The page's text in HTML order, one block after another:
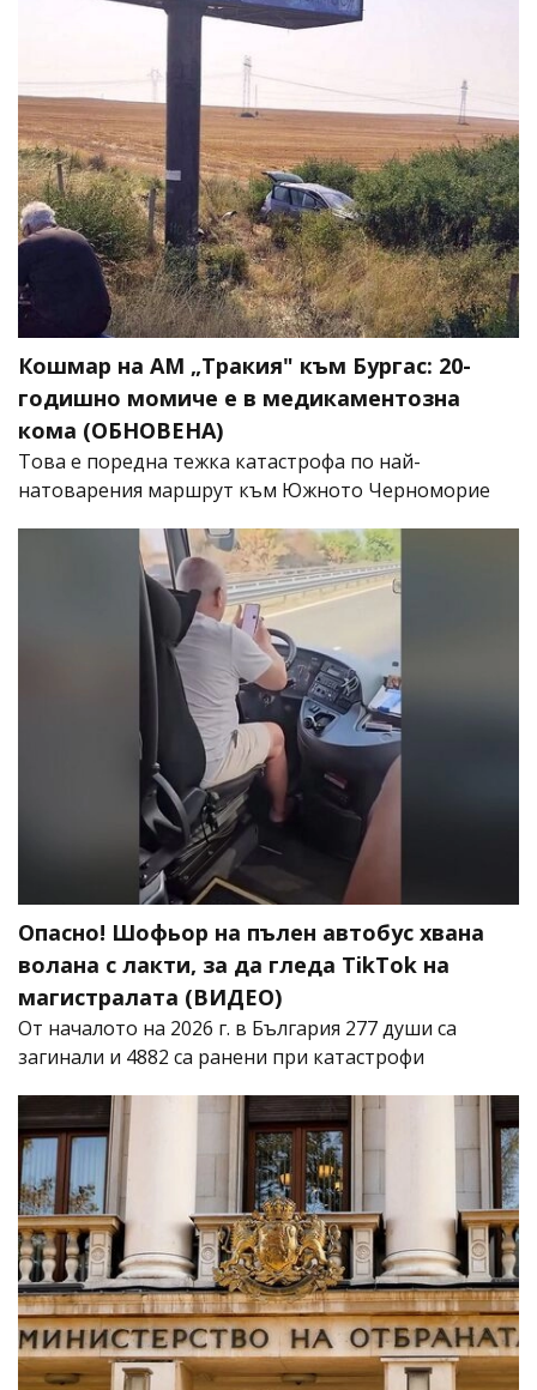
Кошмар на АМ „Тракия" към Бургас: 20-
годишно момиче е в медикаментозна
кома (ОБНОВЕНА)
Това е поредна тежка катастрофа по най-
натоварения маршрут към Южното Черноморие
Опасно! Шофьор на пълен автобус хвана
волана с лакти, за да гледа TikTok на
магистралата (ВИДЕО)
От началото на 2026 г. в България 277 души са
загинали и 4882 са ранени при катастрофи